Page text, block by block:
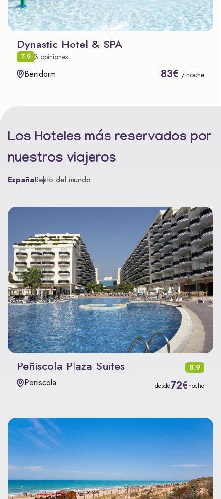
Dynastic Hotel & SPA
7.9 3 opiniones
Benidorm 83€ / noche
Los Hoteles más reservados por
nuestros viajeros
EspañaResto del mundo
Peñiscola Plaza Suites 8.9
Peniscola desde72€noche